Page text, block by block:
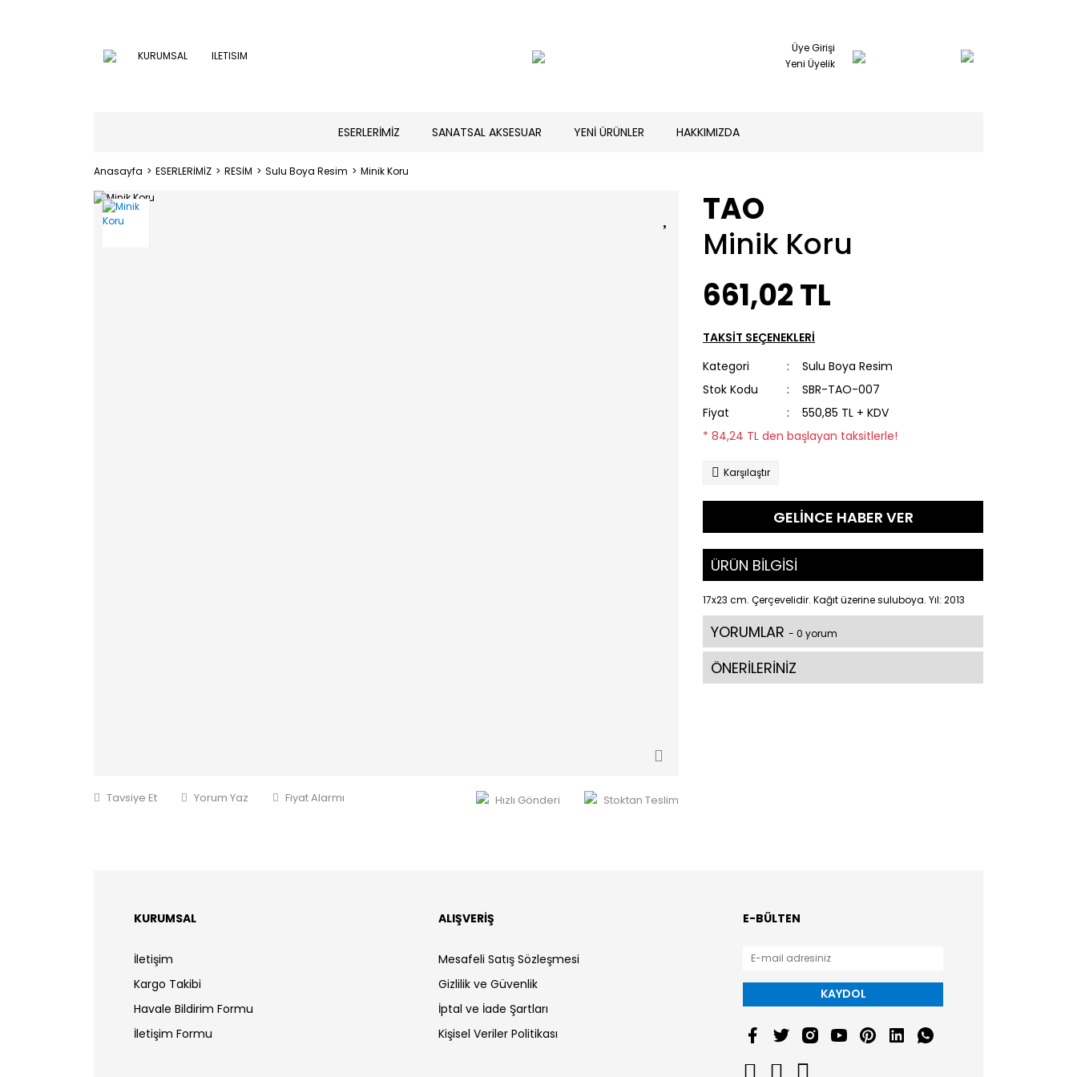
KURUMSAL ILETISIM
Üye Girişi
Yeni Üyelik
ESERLERİMİZ SANATSAL AKSESUAR YENİ ÜRÜNLER HAKKIMIZDA
Anasayfa ESERLERİMİZ RESİM Sulu Boya Resim Minik Koru
Tavsiye Et Yorum Yaz Fiyat Alarmı Hızlı Gönderi Stoktan Teslim
TAO
Minik Koru
661,02 TL
TAKSİT SEÇENEKLERİ
Kategori
Sulu Boya Resim
Stok Kodu
SBR-TAO-007
Fiyat
550,85 TL + KDV
* 84,24 TL den başlayan taksitlerle!
Karşılaştır
GELİNCE HABER VER
ÜRÜN BİLGİSİ
17x23 cm. Çerçevelidir. Kağıt üzerine suluboya. Yıl: 2013
YORUMLAR - 0 yorum
ÖNERİLERİNİZ
KURUMSAL
İletişim
Kargo Takibi
Havale Bildirim Formu
İletişim Formu
ALIŞVERİŞ
Mesafeli Satış Sözleşmesi
Gizlilik ve Güvenlik
İptal ve İade Şartları
Kişisel Veriler Politikası
E-BÜLTEN
KAYDOL